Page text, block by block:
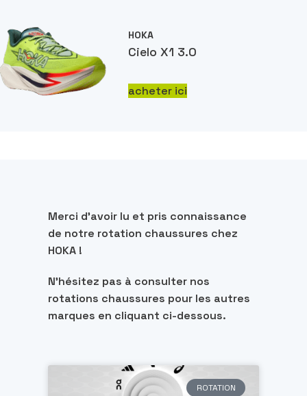
HOKA
Cielo X1 3.0
acheter ici
Merci d’avoir lu et pris connaissance
de notre rotation chaussures chez
HOKA !
N’hésitez pas à consulter nos
rotations chaussures pour les autres
marques en cliquant ci-dessous.
ROTATION